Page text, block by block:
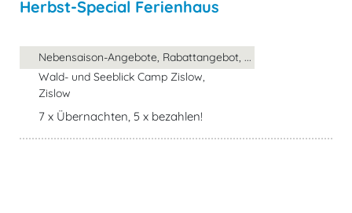
Herbst-Special Ferienhaus
Nebensaison-Angebote, Rabattangebot, ...
Wald- und Seeblick Camp Zislow,
Zislow
7 x Übernachten, 5 x bezahlen!